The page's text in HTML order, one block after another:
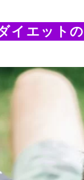
イエット